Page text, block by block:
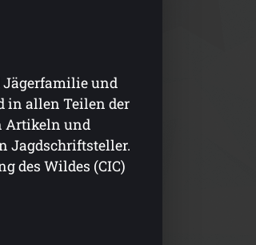
Jägerfamilie und
in allen Teilen der
Artikeln und
Jagdschriftsteller.
des Wildes (CIC)